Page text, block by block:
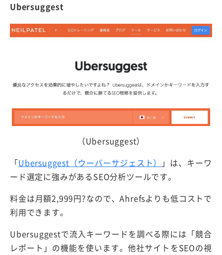
Ubersuggest
（Ubersuggest）
「Ubersuggest（ウーバーサジェスト）
」は、キーワ
ード選定に強みがあるSEO分析ツールです。
料金は月額2,999円?なので、Ahrefsよりも低コストで
利用できます。
Ubersuggestで流入キーワードを調べる際には「競合
レポート」の機能を使います。他社サイトをSEOの視